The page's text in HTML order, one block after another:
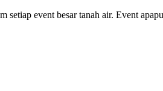
event besar tanah air. Event